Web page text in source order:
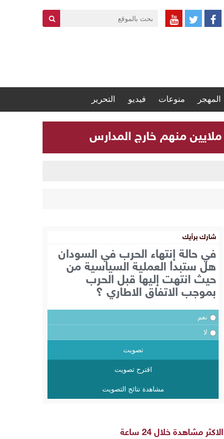
المهجر منوعات فيديو التحرير
شارك برأيك
في حالة إنتهاء الحرب في السودان
هل ستبدأ العملية السياسية من
حيث انتهت إليها قبل الحرب
بموجب الاتفاق الاطاري ؟
نعم
لا
تصويت
اقترح تصويت
مشاهدة نتائج التصويت
الاكثر مشاهدة خلال 24 ساعة